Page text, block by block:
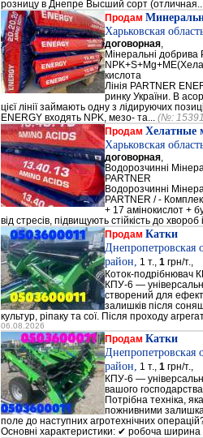
розницу в Днепре Высший сорт
Продам
Харьковская
договорная
Мінеральні добрива
кислота
Лінія PARTNER
ринку України. В
цієї лінії займають одну з лідируючих
ENERGY входять NPK, мезо- та... (№:
Продам Хелатные
Харьковская
договорная
Водорозчинні
PARTNER
Водорозчинні
PARTNER / -
+ 17 амінокислот +
від стресів, підвищують стійкість до хвороб
Продам Катки
Днепропетровская
район, 1 т., 1 грн/т.,
Коток-подрібнювач
КПУ-6 —
створений для
залишків після
культур, ріпаку та сої. Після проходу
06.08.2026
Продам Катки
Днепропетровская
район, 1 т., 1 грн/т.,
КПУ-6 —
вашого господарства
Потрібна техніка,
пожнивними
поле до наступних агротехнічних
Основні характеристики: ✔ робоча